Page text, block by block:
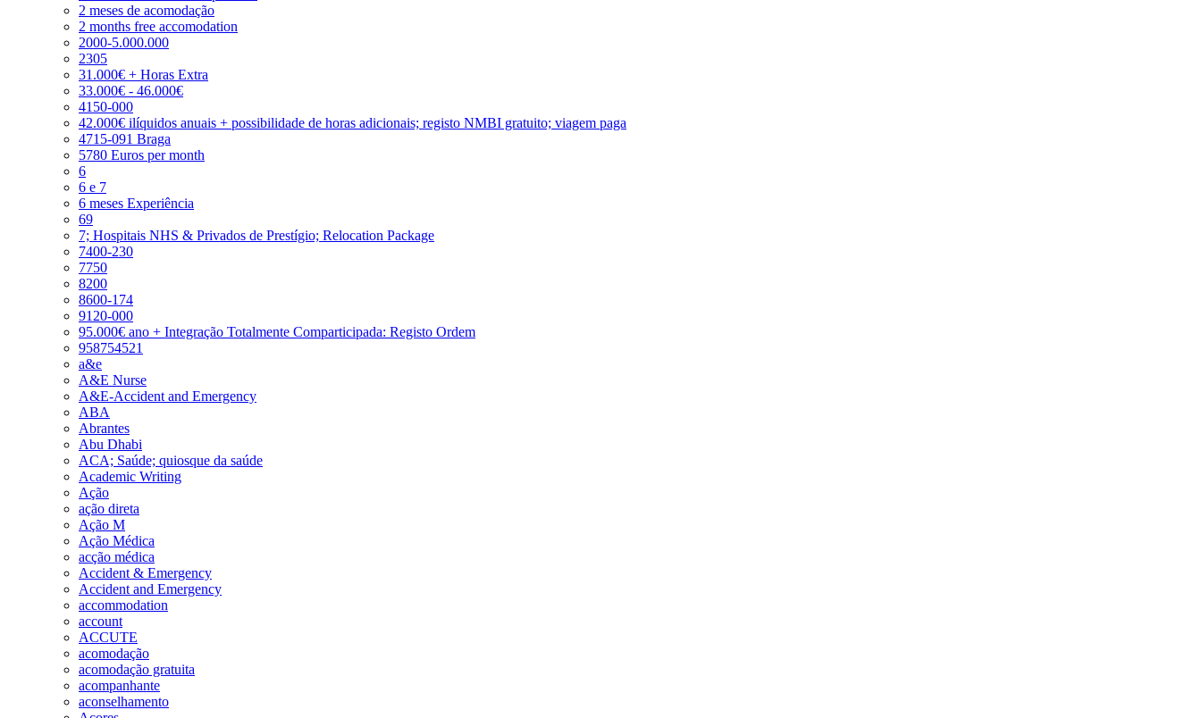
2 meses de acomodação
2 months free accomodation
2000-5.000.000
2305
31.000€ + Horas Extra
33.000€ - 46.000€
4150-000
42.000€ ilíquidos anuais + possibilidade de horas adicionais; registo NMBI gratuito; viagem paga
4715-091 Braga
5780 Euros per month
6
6 e 7
6 meses Experiência
69
7; Hospitais NHS & Privados de Prestígio; Relocation Package
7400-230
7750
8200
8600-174
9120-000
95.000€ ano + Integração Totalmente Comparticipada: Registo Ordem
958754521
a&e
A&E Nurse
A&E-Accident and Emergency
ABA
Abrantes
Abu Dhabi
ACA; Saúde; quiosque da saúde
Academic Writing
Ação
ação direta
Ação M
Ação Médica
acção médica
Accident & Emergency
Accident and Emergency
accommodation
account
ACCUTE
acomodação
acomodação gratuita
acompanhante
aconselhamento